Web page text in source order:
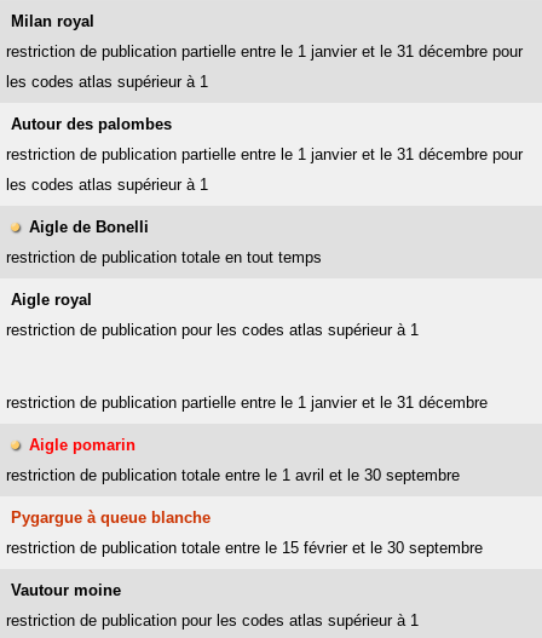
Milan royal
restriction de publication partielle entre le 1 janvier et le 31 décembre pour
les codes atlas supérieur à 1
Autour des palombes
restriction de publication partielle entre le 1 janvier et le 31 décembre pour
les codes atlas supérieur à 1
Aigle de Bonelli
restriction de publication totale en tout temps
Aigle royal
restriction de publication pour les codes atlas supérieur à 1
restriction de publication partielle entre le 1 janvier et le 31 décembre
Aigle pomarin
restriction de publication totale entre le 1 avril et le 30 septembre
Pygargue à queue blanche
restriction de publication totale entre le 15 février et le 30 septembre
Vautour moine
restriction de publication pour les codes atlas supérieur à 1